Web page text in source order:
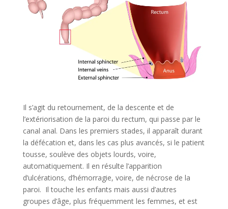
Il s’agit du retournement, de la descente et de
l’extériorisation de la paroi du rectum, qui passe par le
canal anal. Dans les premiers stades, il apparaît durant
la défécation et, dans les cas plus avancés, si le patient
tousse, soulève des objets lourds, voire,
automatiquement. Il en résulte l’apparition
d’ulcérations, d’hémorragie, voire, de nécrose de la
paroi. Il touche les enfants mais aussi d’autres
groupes d’âge, plus fréquemment les femmes, et est